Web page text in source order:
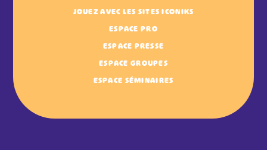
JOUEZ AVEC LES SITES ICONIKS
ESPACE PRO
ESPACE PRESSE
ESPACE GROUPES
ESPACE SÉMINAIRES